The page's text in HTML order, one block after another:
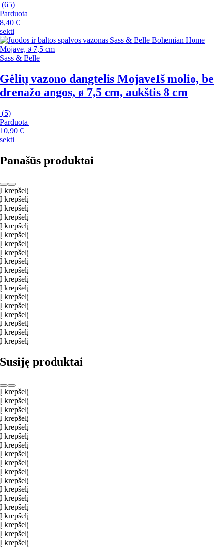
(65)
Parduota
8,40 €
sekti
Sass & Belle
Gėlių vazono dangtelis MojaveIš molio, be
drenažo angos, ø 7,5 cm, aukštis 8 cm
(5)
Parduota
10,90 €
sekti
Panašūs produktai
Į krepšelį
Į krepšelį
Į krepšelį
Į krepšelį
Į krepšelį
Į krepšelį
Į krepšelį
Į krepšelį
Į krepšelį
Į krepšelį
Į krepšelį
Į krepšelį
Į krepšelį
Į krepšelį
Į krepšelį
Į krepšelį
Į krepšelį
Į krepšelį
Susiję produktai
Į krepšelį
Į krepšelį
Į krepšelį
Į krepšelį
Į krepšelį
Į krepšelį
Į krepšelį
Į krepšelį
Į krepšelį
Į krepšelį
Į krepšelį
Į krepšelį
Į krepšelį
Į krepšelį
Į krepšelį
Į krepšelį
Į krepšelį
Į krepšelį